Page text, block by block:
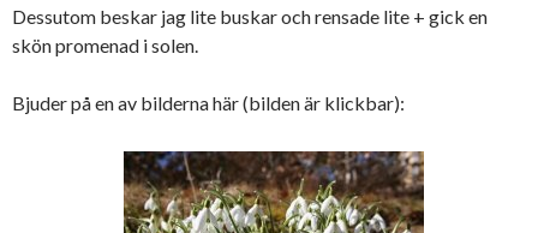
Dessutom beskar jag lite buskar och rensade lite + gick en
skön promenad i solen.
Bjuder på en av bilderna här (bilden är klickbar):